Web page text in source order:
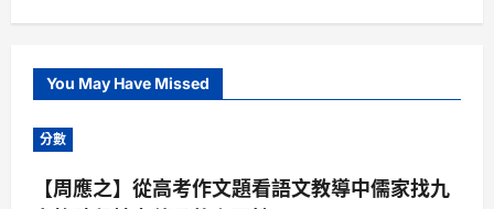
You May Have Missed
分數
【周應之】從高考作文題看語文教導中儒家找九